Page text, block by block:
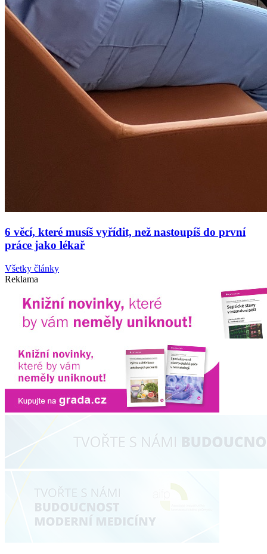
6 věcí, které musíš vyřídit, než nastoupíš do první
práce jako lékař
Všetky články
Reklama